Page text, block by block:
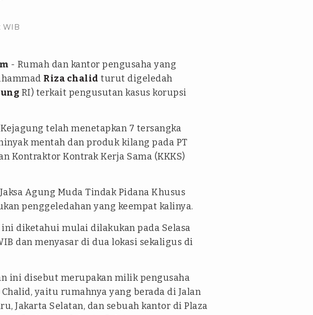
WIB
- Rumah dan kantor pengusaha yang
Riza chalid turut digeledah
RI) terkait pengusutan kasus korupsi
telah menetapkan 7 tersangka
mentah dan produk kilang pada PT
Kontraktor Kontrak Kerja Sama (KKKS)
Agung Muda Tindak Pidana Khusus
penggeledahan yang keempat kalinya.
diketahui mulai dilakukan pada Selasa
dan menyasar di dua lokasi sekaligus di
ini disebut merupakan milik pengusaha
yaitu rumahnya yang berada di Jalan
Jakarta Selatan, dan sebuah kantor di Plaza